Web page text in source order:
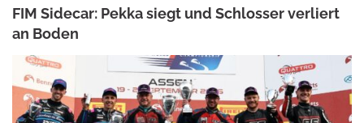
FIM Sidecar: Pekka siegt und Schlosser verliert
an Boden
ANKE WIECZOREK